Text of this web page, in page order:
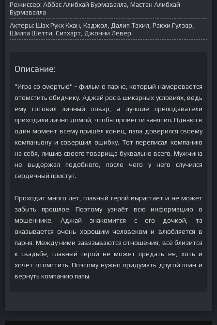
Режиссер: Аббас Алибхай Бурмавалла, Мастан Алибхай
Бурмавалла
Актеры: Шах Рукх Кхан, Каджол, Далип Тахил, Ракхи Гулзар,
Шилпа Шетти, Ситхарт, Джонни Левер
Описание:
"Игра со смертью" - фильм о парне, который намеревается
отомстить обидчику. Аджай рос в шикарных условиях, ведь
ему готовил личный повар, а лучшие преподаватели
приходили лично домой, чтобы провести занятия. Однако в
один момент всему пришёл конец, папа доверился своему
компаньону и совершил ошибку. Тот переписал компанию
на себя, лишив своего товарища буквально всего. Мужчина
не выдержал подобного, после чего у него случился
сердечный приступ.
Проходит много лет, главный герой вырастает и не может
забыть прошлое. Поэтому узнаёт всю информацию о
мошеннике. Аджай знакомится с его дочкой, та
оказывается очень хорошим человеком и влюбляется в
парня. Между ними завязываются отношения, всё близится
к свадьбе, главный герой не может предать её, хоть и
хочет отомстить. Поэтому нужно придумать другой план и
вернуть компанию папы.